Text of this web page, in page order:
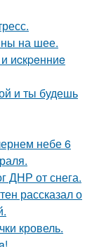
на шее.
иcкpeнниe
и ты будешь
небе 6
ДНР от снега.
рассказал о
кровель.